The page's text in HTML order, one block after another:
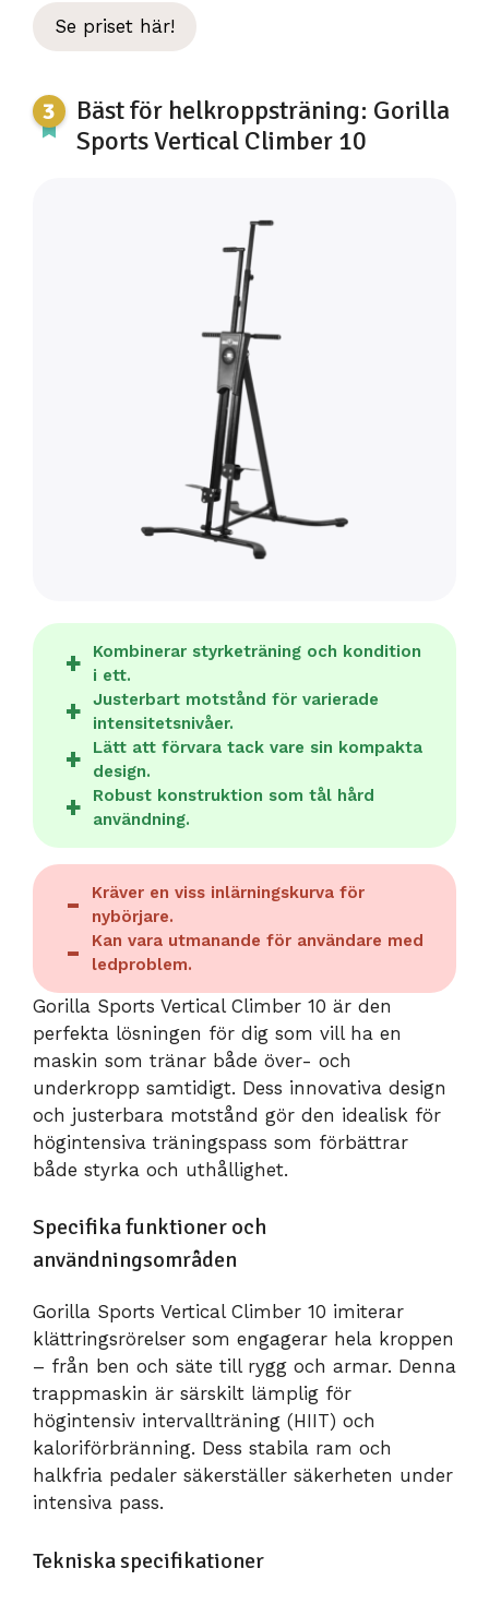
Se priset här!
Bäst för helkroppsträning: Gorilla
Sports Vertical Climber 10
Kombinerar styrketräning och kondition
i ett.
Justerbart motstånd för varierade
intensitetsnivåer.
Lätt att förvara tack vare sin kompakta
design.
Robust konstruktion som tål hård
användning.
Kräver en viss inlärningskurva för
nybörjare.
Kan vara utmanande för användare med
ledproblem.
Gorilla Sports Vertical Climber 10 är den
perfekta lösningen för dig som vill ha en
maskin som tränar både över- och
underkropp samtidigt. Dess innovativa design
och justerbara motstånd gör den idealisk för
högintensiva träningspass som förbättrar
både styrka och uthållighet.
Specifika funktioner och
användningsområden
Gorilla Sports Vertical Climber 10 imiterar
klättringsrörelser som engagerar hela kroppen
– från ben och säte till rygg och armar. Denna
trappmaskin är särskilt lämplig för
högintensiv intervallträning (HIIT) och
kaloriförbränning. Dess stabila ram och
halkfria pedaler säkerställer säkerheten under
intensiva pass.
Tekniska specifikationer